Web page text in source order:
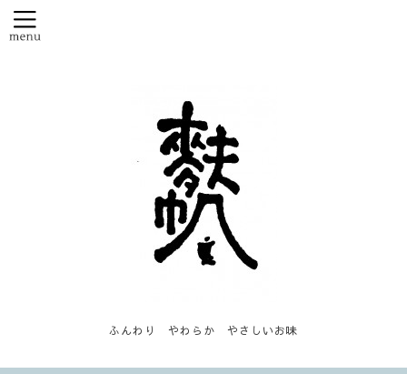
ふんわり やわらか やさしいお味